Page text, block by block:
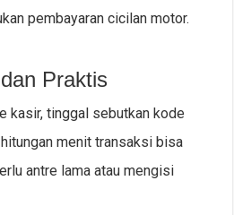
pembayaran cicilan motor.
Praktis
kasir, tinggal sebutkan kode
menit transaksi bisa
antre lama atau mengisi